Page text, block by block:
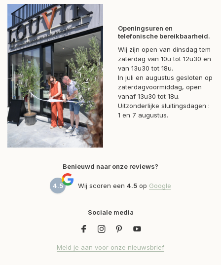
Openingsuren en
telefonische bereikbaarheid.
Wij zijn open van dinsdag tem
zaterdag van 10u tot 12u30 en
van 13u30 tot 18u.
In juli en augustus gesloten op
zaterdagvoormiddag, open
vanaf 13u30 tot 18u.
Uitzonderlijke sluitingsdagen :
1 en 7 augustus.
Benieuwd naar onze reviews?
4.5 Wij scoren een 4.5 op Google
Sociale media
Meld je aan voor onze nieuwsbrief